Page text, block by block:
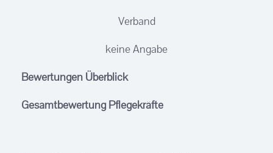
Verband
keine Angabe
Bewertungen Überblick
Gesamtbewertung Pflegekräfte